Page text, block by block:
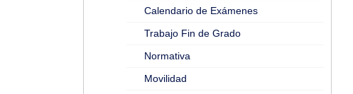
Calendario de Exámenes
Trabajo Fin de Grado
Normativa
Movilidad